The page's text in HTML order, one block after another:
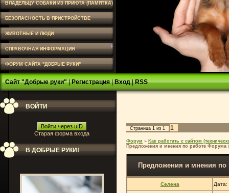
ВЛАДЕЛЬЦУ СОБАКИ ИЗ ПРИЮТА (ПАМЯТКА)
БЕЗОПАСНОСТЬ В ПРИСТРОЙСТВЕ
ЖИВОТНЫЕ И ЛЮДИ
СПРАВОЧНАЯ ИНФОРМАЦИЯ
ФОРУМ САЙТА "ДОБРЫЕ РУКИ"
Сайт "Добрые руки"|Регистрация|Вход|RSS
ВОЙТИ
Войти через uID
Старая форма входа
В ДОБРЫЕ РУКИ!
Страница 1 из 1 1
Форум » Как работать с сайтом
Предложения и мнения по работе Форума
Предложения и мнения по
Селена